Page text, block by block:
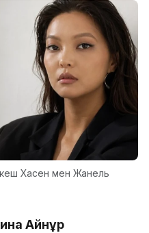
Хасен мен Жанель
Айнұр